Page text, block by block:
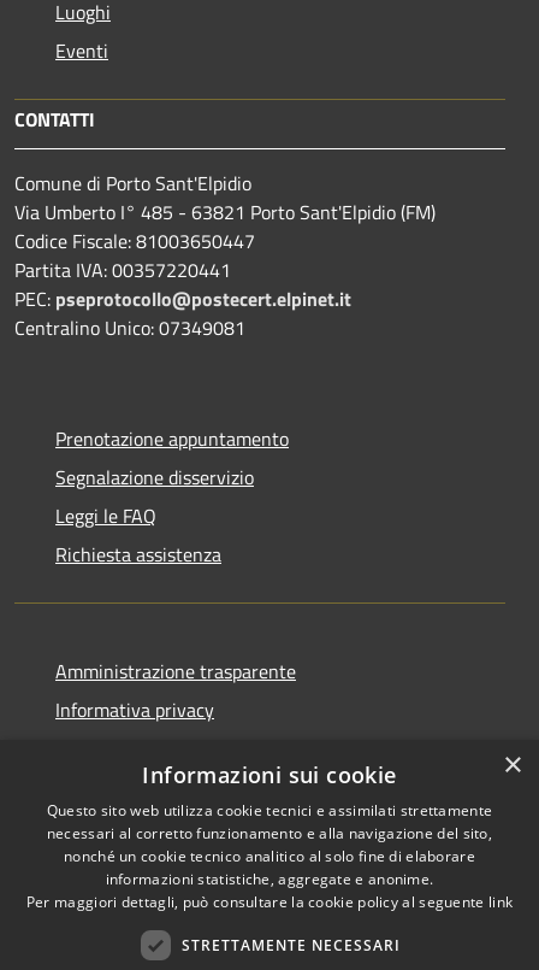
Luoghi
Eventi
CONTATTI
Comune di Porto Sant'Elpidio
Via Umberto I° 485 - 63821 Porto Sant'Elpidio (FM)
Codice Fiscale: 81003650447
Partita IVA: 00357220441
PEC: pseprotocollo@postecert.elpinet.it
Centralino Unico: 07349081
Prenotazione appuntamento
Segnalazione disservizio
Leggi le FAQ
Richiesta assistenza
Amministrazione trasparente
Informativa privacy
Dichiarazione di accessibilità
Piano di miglioramento
Copyright © 2026 • Città di
×
Informazioni sui cookie
Questo sito web utilizza cookie tecnici e assimilati strettamente
necessari al corretto funzionamento e alla navigazione del sito,
nonché un cookie tecnico analitico al solo fine di elaborare
informazioni statistiche, aggregate e anonime.
Per maggiori dettagli, può consultare la cookie policy al seguente link
STRETTAMENTE NECESSARI